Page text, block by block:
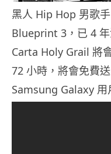
黑人 Hip Hop 男歌
Blueprint 3，已 4
Carta Holy Grail 將
72 小時，將會免費
Samsung Galaxy 用